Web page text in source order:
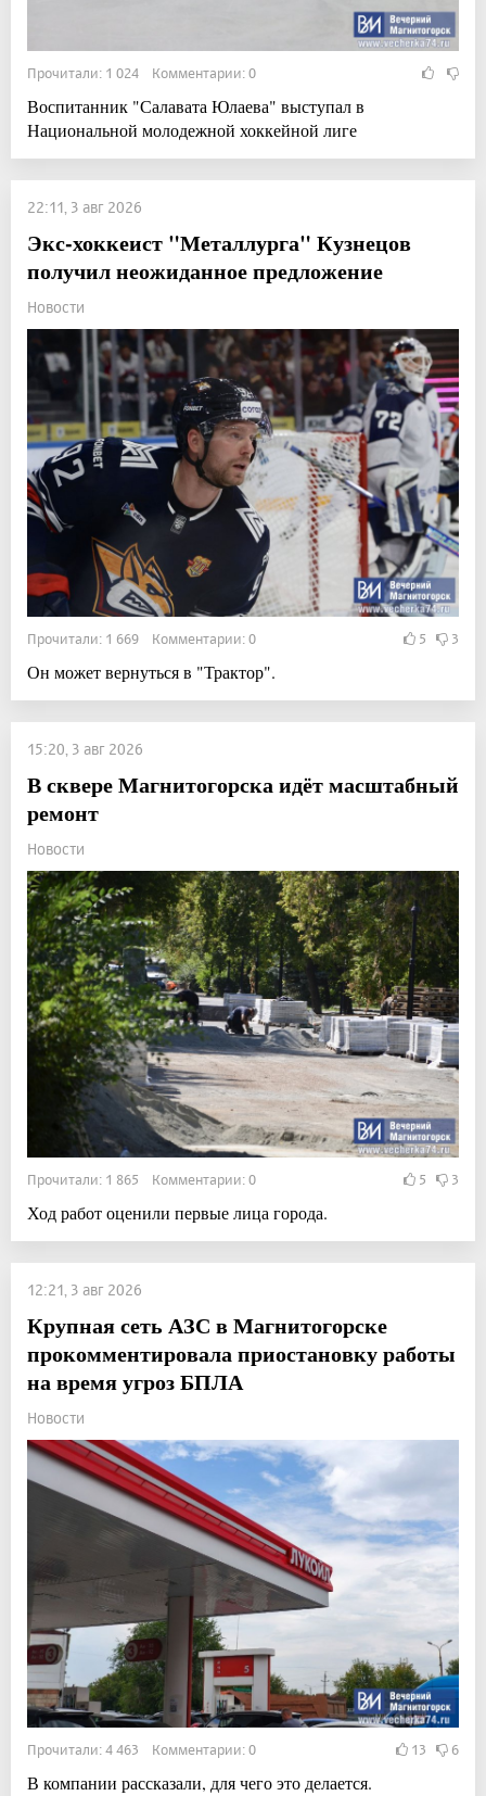
Прочитали: 1 024 Комментарии: 0
Воспитанник "Салавата Юлаева" выступал в
Национальной молодежной хоккейной лиге
22:11, 3 авг 2026
Экс-хоккеист "Металлурга" Кузнецов
получил неожиданное предложение
Новости
Прочитали: 1 669 Комментарии: 0 5 3
Он может вернуться в "Трактор".
15:20, 3 авг 2026
В сквере Магнитогорска идёт масштабный
ремонт
Новости
Прочитали: 1 865 Комментарии: 0 5 3
Ход работ оценили первые лица города.
12:21, 3 авг 2026
Крупная сеть АЗС в Магнитогорске
прокомментировала приостановку работы
на время угроз БПЛА
Новости
Прочитали: 4 463 Комментарии: 0 13 6
В компании рассказали, для чего это делается.